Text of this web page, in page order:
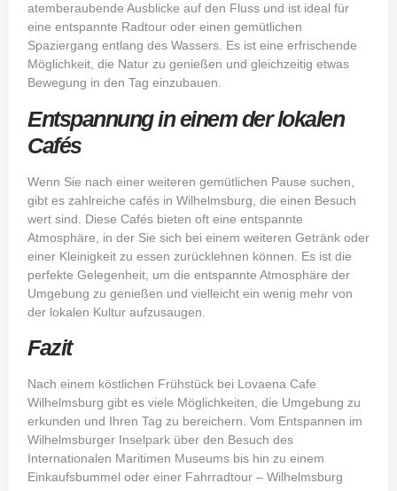
atemberaubende Ausblicke auf den Fluss und ist ideal für
eine entspannte Radtour oder einen gemütlichen
Spaziergang entlang des Wassers. Es ist eine erfrischende
Möglichkeit, die Natur zu genießen und gleichzeitig etwas
Bewegung in den Tag einzubauen.
Entspannung in einem der lokalen
Cafés
Wenn Sie nach einer weiteren gemütlichen Pause suchen,
gibt es zahlreiche cafés in Wilhelmsburg, die einen Besuch
wert sind. Diese Cafés bieten oft eine entspannte
Atmosphäre, in der Sie sich bei einem weiteren Getränk oder
einer Kleinigkeit zu essen zurücklehnen können. Es ist die
perfekte Gelegenheit, um die entspannte Atmosphäre der
Umgebung zu genießen und vielleicht ein wenig mehr von
der lokalen Kultur aufzusaugen.
Fazit
Nach einem köstlichen Frühstück bei Lovaena Cafe
Wilhelmsburg gibt es viele Möglichkeiten, die Umgebung zu
erkunden und Ihren Tag zu bereichern. Vom Entspannen im
Wilhelmsburger Inselpark über den Besuch des
Internationalen Maritimen Museums bis hin zu einem
Einkaufsbummel oder einer Fahrradtour – Wilhelmsburg